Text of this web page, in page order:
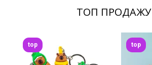
ТОП ПРОДАЖУ
top top